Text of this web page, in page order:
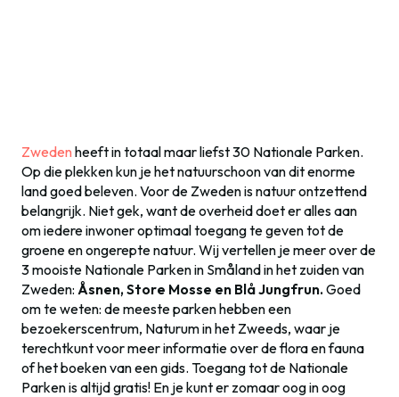
Zweden heeft in totaal maar liefst 30 Nationale Parken.
Op die plekken kun je het natuurschoon van dit enorme
land goed beleven. Voor de Zweden is natuur ontzettend
belangrijk. Niet gek, want de overheid doet er alles aan
om iedere inwoner optimaal toegang te geven tot de
groene en ongerepte natuur. Wij vertellen je meer over de
3 mooiste Nationale Parken in Småland in het zuiden van
Zweden: Åsnen, Store Mosse en Blå Jungfrun.Goed
om te weten: de meeste parken hebben een
bezoekerscentrum, Naturum in het Zweeds, waar je
terechtkunt voor meer informatie over de flora en fauna
of het boeken van een gids. Toegang tot de Nationale
Parken is altijd gratis! En je kunt er zomaar oog in oog